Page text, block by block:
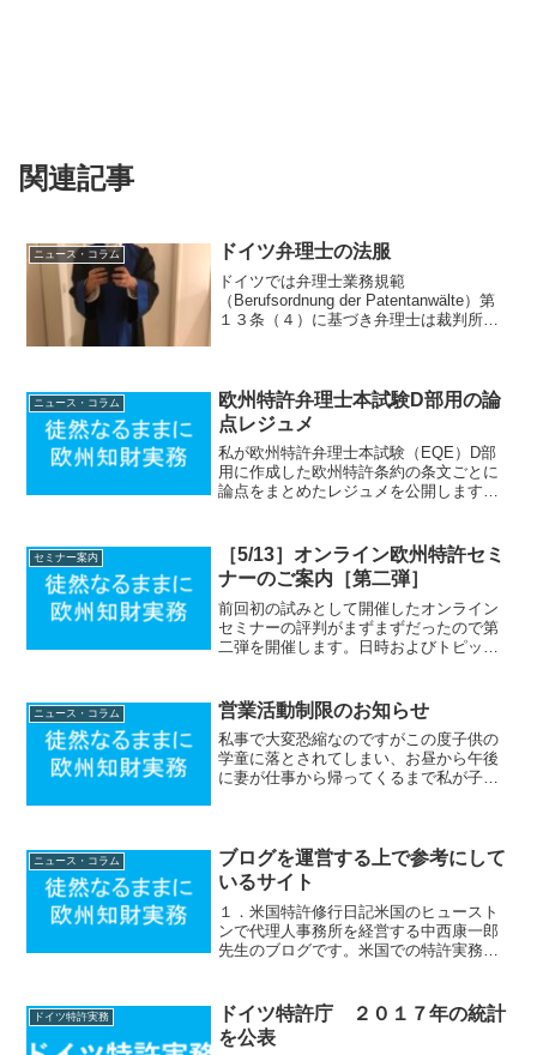
関連記事
ニュース・コラム ドイツ弁理士の法服
ドイツでは弁理士業務規範
（Berufsordnung der Patentanwälte）第
１３条（４）に基づき弁理士は裁判所で
る連...
ニュース・コラム
欧州特許弁理士本試験D部用の論
点レジュメ
私が欧州特許弁理士本試験（EQE）D部
用に作成した欧州特許条約の条文ごとに
論点をまとめたレジュメを公開します。
が２０１５年までのD部の過去問における
論点はほぼ網羅してあ...
セミナー案内
［5/13］オンライン欧州特許セミ
ナーのご案内［第二弾］
前回初の試みとして開催したオンライン
セミナーの評判がまずまずだったので第
二弾を開催します。日時およびトピック
許庁におけるクレームの記載要件が日本
や米国のそれとは異なるこ...
ニュース・コラム 営業活動制限のお知らせ
私事で大変恐縮なのですがこの度子供の
学童に落とされてしまい、お昼から午後
に妻が仕事から帰ってくるまで私が子供
部におけるセミナー活...
ニュース・コラム
ブログを運営する上で参考にして
いるサイト
１．米国特許修行日記米国のヒュースト
ンで代理人事務所を経営する中西康一郎
先生のブログです。米国での特許実務に
ログに触発されて私がブログを始めるに
至りました。日本で定期的...
ドイツ特許実務
ドイツ特許庁 ２０１７年の統計
を公表